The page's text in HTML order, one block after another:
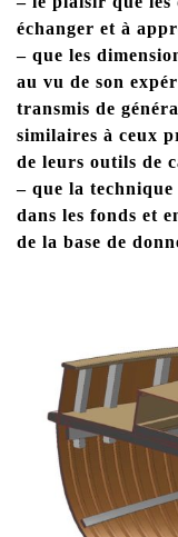
échanger et à
– que les
au vu de son
transmis de
similaires à ceux
de leurs outils de
– que la technique
dans les fonds et
de la base de